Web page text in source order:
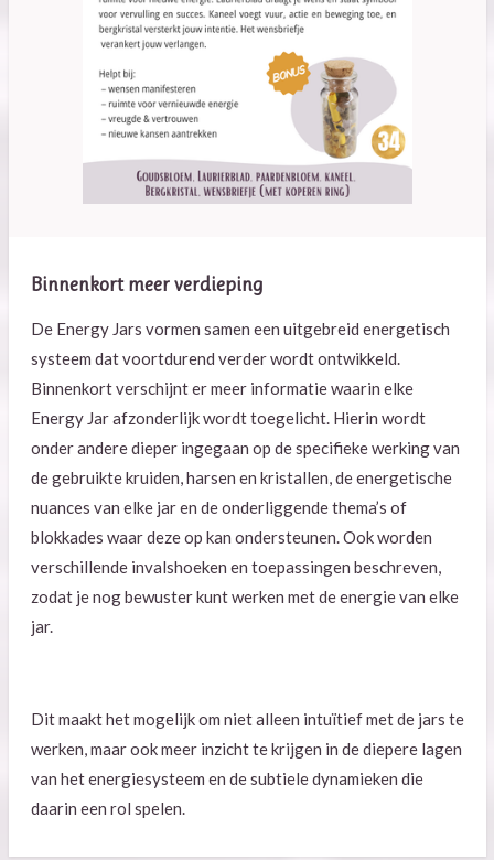
Binnenkort meer verdieping
De Energy Jars vormen samen een uitgebreid energetisch
systeem dat voortdurend verder wordt ontwikkeld.
Binnenkort verschijnt er meer informatie waarin elke
Energy Jar afzonderlijk wordt toegelicht. Hierin wordt
onder andere dieper ingegaan op de specifieke werking van
de gebruikte kruiden, harsen en kristallen, de energetische
nuances van elke jar en de onderliggende thema’s of
blokkades waar deze op kan ondersteunen. Ook worden
verschillende invalshoeken en toepassingen beschreven,
zodat je nog bewuster kunt werken met de energie van elke
jar.
Dit maakt het mogelijk om niet alleen intuïtief met de jars te
werken, maar ook meer inzicht te krijgen in de diepere lagen
van het energiesysteem en de subtiele dynamieken die
daarin een rol spelen.